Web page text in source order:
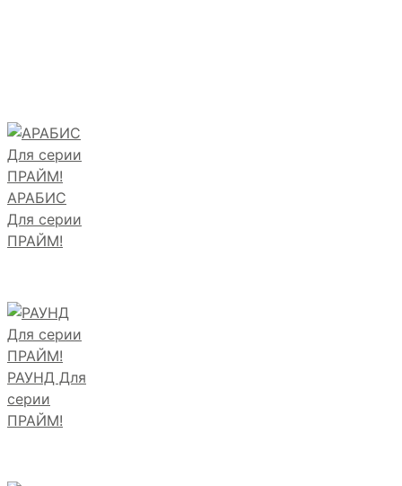
АРАБИС
Для серии
ПРАЙМ!
РАУНД Для
серии
ПРАЙМ!